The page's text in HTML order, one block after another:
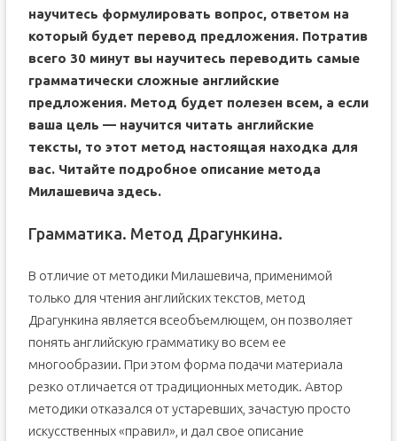
научитесь формулировать вопрос, ответом на
который будет перевод предложения. Потратив
всего 30 минут вы научитесь переводить самые
грамматически сложные английские
предложения. Метод будет полезен всем, а если
ваша цель — научится читать английские
тексты, то этот метод настоящая находка для
вас. Читайте подробное описание метода
Милашевича здесь.
Грамматика. Метод Драгункина.
В отличие от методики Милашевича, применимой
только для чтения английских текстов, метод
Драгункина является всеобъемлющем, он позволяет
понять английскую грамматику во всем ее
многообразии. При этом форма подачи материала
резко отличается от традиционных методик. Автор
методики отказался от устаревших, зачастую просто
искусственных «правил», и дал свое описание